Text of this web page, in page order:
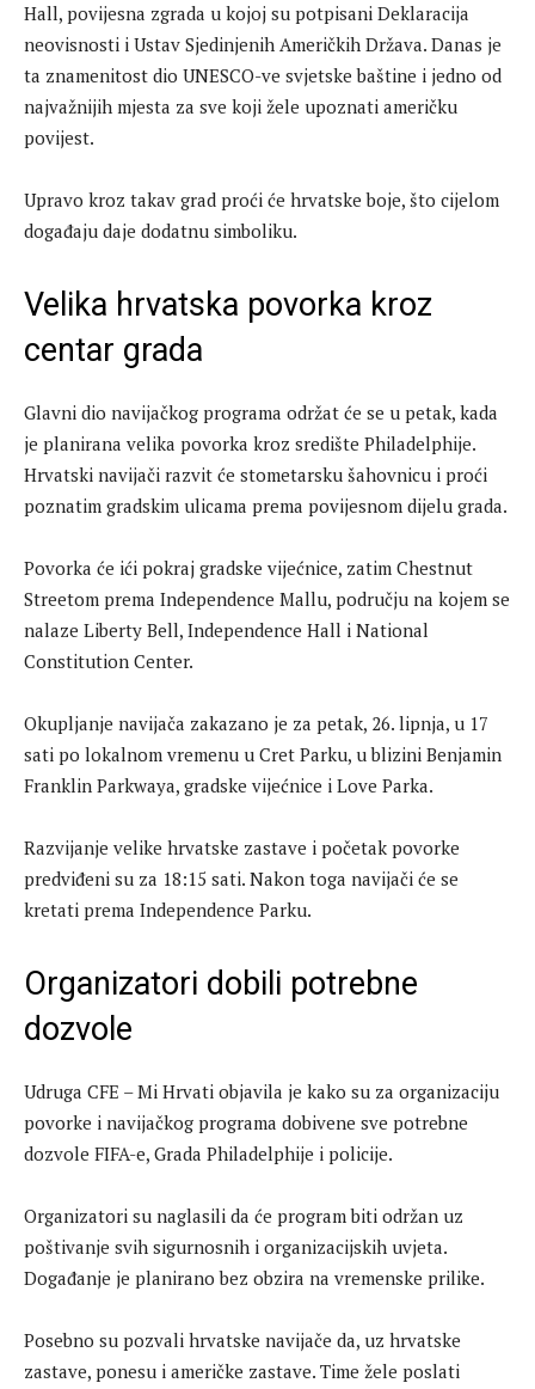
Hall, povijesna zgrada u kojoj su potpisani Deklaracija
neovisnosti i Ustav Sjedinjenih Američkih Država. Danas je
ta znamenitost dio UNESCO-ve svjetske baštine i jedno od
najvažnijih mjesta za sve koji žele upoznati američku
povijest.
Upravo kroz takav grad proći će hrvatske boje, što cijelom
događaju daje dodatnu simboliku.
Velika hrvatska povorka kroz
centar grada
Glavni dio navijačkog programa održat će se u petak, kada
je planirana velika povorka kroz središte Philadelphije.
Hrvatski navijači razvit će stometarsku šahovnicu i proći
poznatim gradskim ulicama prema povijesnom dijelu grada.
Povorka će ići pokraj gradske vijećnice, zatim Chestnut
Streetom prema Independence Mallu, području na kojem se
nalaze Liberty Bell, Independence Hall i National
Constitution Center.
Okupljanje navijača zakazano je za petak, 26. lipnja, u 17
sati po lokalnom vremenu u Cret Parku, u blizini Benjamin
Franklin Parkwaya, gradske vijećnice i Love Parka.
Razvijanje velike hrvatske zastave i početak povorke
predviđeni su za 18:15 sati. Nakon toga navijači će se
kretati prema Independence Parku.
Organizatori dobili potrebne
dozvole
Udruga CFE – Mi Hrvati objavila je kako su za organizaciju
povorke i navijačkog programa dobivene sve potrebne
dozvole FIFA-e, Grada Philadelphije i policije.
Organizatori su naglasili da će program biti održan uz
poštivanje svih sigurnosnih i organizacijskih uvjeta.
Događanje je planirano bez obzira na vremenske prilike.
Posebno su pozvali hrvatske navijače da, uz hrvatske
zastave, ponesu i američke zastave. Time žele poslati